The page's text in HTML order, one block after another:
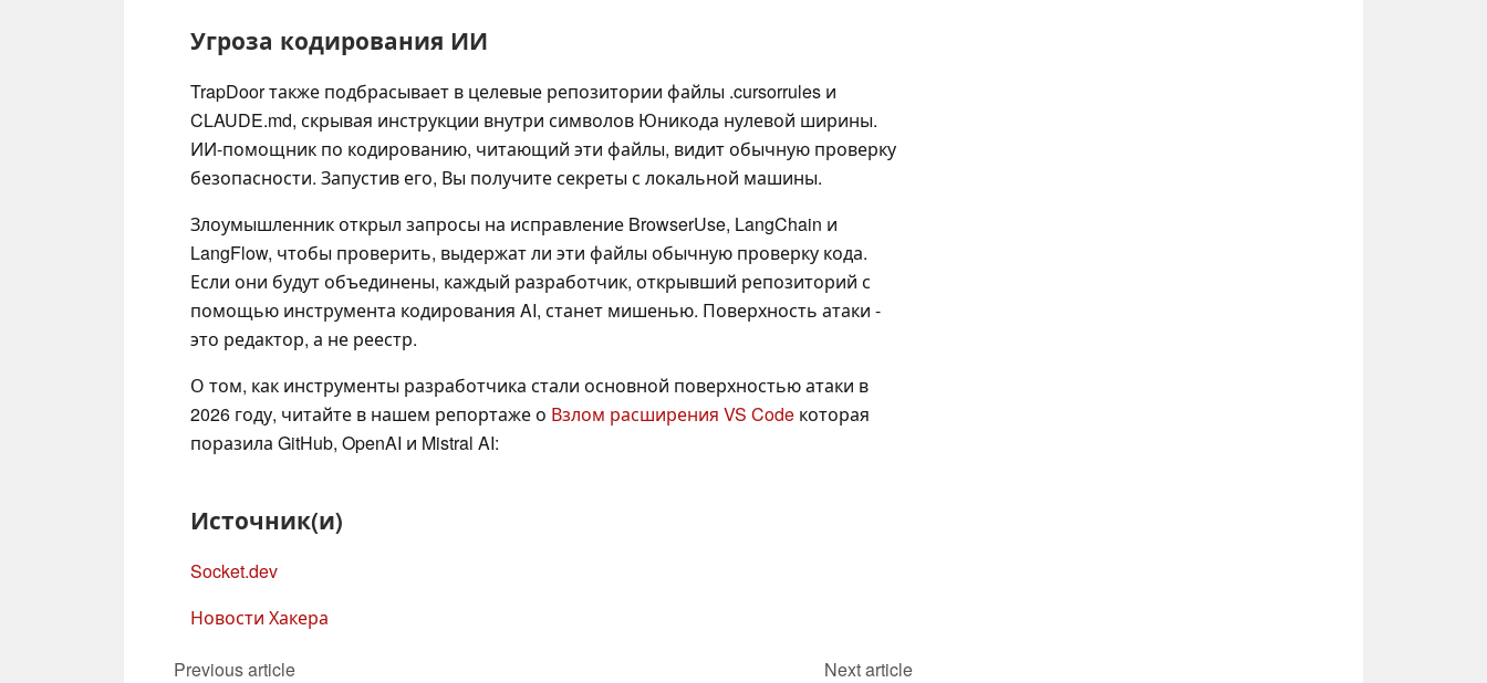
Угроза кодирования ИИ
TrapDoor также подбрасывает в целевые репозитории файлы .cursorrules и
CLAUDE.md, скрывая инструкции внутри символов Юникода нулевой ширины.
ИИ-помощник по кодированию, читающий эти файлы, видит обычную проверку
безопасности. Запустив его, Вы получите секреты с локальной машины.
Злоумышленник открыл запросы на исправление BrowserUse, LangChain и
LangFlow, чтобы проверить, выдержат ли эти файлы обычную проверку кода.
Если они будут объединены, каждый разработчик, открывший репозиторий с
помощью инструмента кодирования AI, станет мишенью. Поверхность атаки -
это редактор, а не реестр.
О том, как инструменты разработчика стали основной поверхностью атаки в
2026 году, читайте в нашем репортаже о Взлом расширения VS Code которая
поразила GitHub, OpenAI и Mistral AI:
Источник(и)
Socket.dev
Новости Хакера
Previous article
Next article